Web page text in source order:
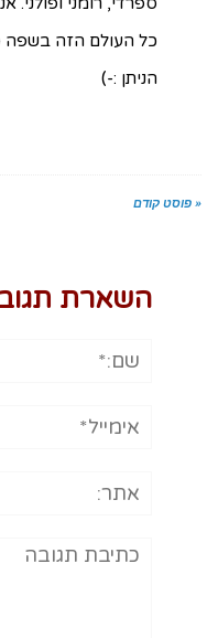
כל העולם הזה בשפה
הניתן :-)
« פוסט קודם
השארת
תגובה